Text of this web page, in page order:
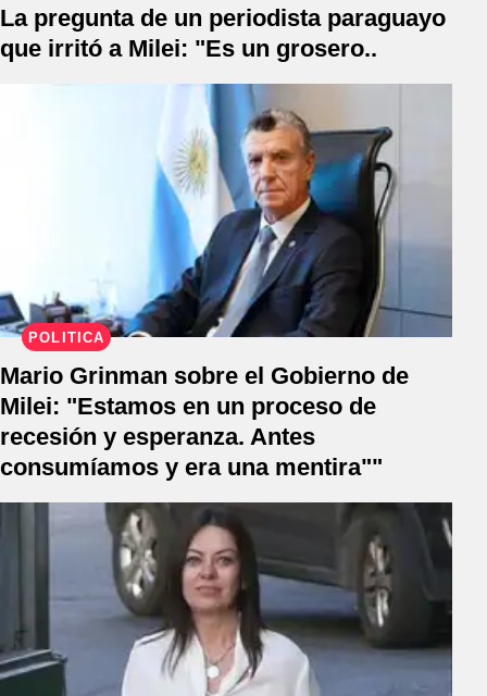
La pregunta de un periodista paraguayo
que irritó a Milei: "Es un grosero..
POLÍTICA
Mario Grinman sobre el Gobierno de
Milei: "Estamos en un proceso de
recesión y esperanza. Antes
consumíamos y era una mentira""